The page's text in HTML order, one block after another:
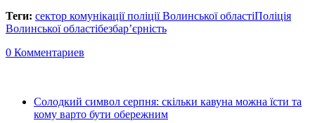
Теги: сектор комунікації поліції Волинської областіПоліція
Волинської областібезбар’єрність
0 Комментариев
Солодкий символ серпня: скільки кавуна можна їсти та
кому варто бути обережним